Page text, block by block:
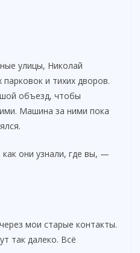
улицы, Николай
и тихих дворов.
объезд, чтобы
Машина за ними пока
они узнали, где вы, —
мои старые контакты.
так далеко. Всё